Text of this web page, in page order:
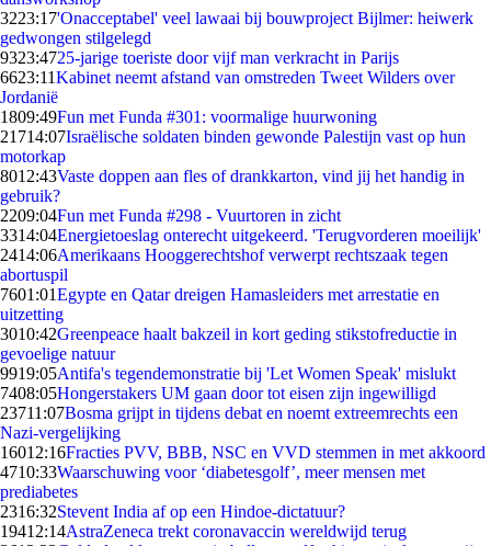
3223:17'Onacceptabel' veel lawaai bij bouwproject Bijlmer: heiwerk
gedwongen stilgelegd
9323:4725-jarige toeriste door vijf man verkracht in Parijs
6623:11Kabinet neemt afstand van omstreden Tweet Wilders over
Jordanië
1809:49Fun met Funda #301: voormalige huurwoning
21714:07Israëlische soldaten binden gewonde Palestijn vast op hun
motorkap
8012:43Vaste doppen aan fles of drankkarton, vind jij het handig in
gebruik?
2209:04Fun met Funda #298 - Vuurtoren in zicht
3314:04Energietoeslag onterecht uitgekeerd. 'Terugvorderen moeilijk'
2414:06Amerikaans Hooggerechtshof verwerpt rechtszaak tegen
abortuspil
7601:01Egypte en Qatar dreigen Hamasleiders met arrestatie en
uitzetting
3010:42Greenpeace haalt bakzeil in kort geding stikstofreductie in
gevoelige natuur
9919:05Antifa's tegendemonstratie bij 'Let Women Speak' mislukt
7408:05Hongerstakers UM gaan door tot eisen zijn ingewilligd
23711:07Bosma grijpt in tijdens debat en noemt extreemrechts een
Nazi-vergelijking
16012:16Fracties PVV, BBB, NSC en VVD stemmen in met akkoord
4710:33Waarschuwing voor ‘diabetesgolf’, meer mensen met
prediabetes
2316:32Stevent India af op een Hindoe-dictatuur?
19412:14AstraZeneca trekt coronavaccin wereldwijd terug